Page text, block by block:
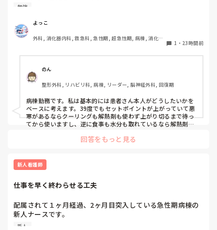
ばかりの患者さんがいるとします。当然、原因がすぐに改善
するわけではないため、解熱剤を使用して一時的に解熱して
も、効果が切れれば再度発熱する可能性があります。
特に高齢者の場合、
・高熱が持続することで代謝・酸素消費量が増え、循環・呼
吸への負担や体力消耗につながる
・一方で、解熱剤で一度下がったあと再び発熱すると、悪寒
やシバリングを伴うこともあり、体温が上下する過程自体も
負担になる
という両面があると思っています。
ング」と体温だけで判断するより、苦痛の程度、HR・RR、
見て、発熱による負荷が大きい場合に解熱する方が良いので
はないかと考えています。
また、感染性発熱でセットポイントが上昇している段階、特
んが希望する場合を除いて積極的に行うメリットがあまりな
いのでは？とも感じています。
勉強
よっこ
外科, 消化器内科, 救急科, 急性期, 超急性期, 病棟, 消化器
1 ・ 23時間前
のん
整形外科, リハビリ科, 病棟, リーダー, 脳神経外科, 回復期
病棟勤務です。私は基本的には患者さん本人がどうしたいかを
ベースに考えます。39度でもセットポイントが上がっていて悪
寒があるならクーリングも解熱剤も使わず上がり切るまで待っ
てから使いますし、逆に食事も水分も取れているなら解熱剤は
担になっているようなら速やかに解熱を行います。高齢者の場
その患者さんがどうかとかその時の状況によって対応は様々あ
ると思うので、この場合はこうするみたいなパターン的なもの
回答をもっと見る
新人看護師
仕事を早く終わらせる工夫
配属されて１ヶ月経過、2ヶ月目突入している急性期病棟の
新人ナースです。
他の病棟の同期は4、5人受け持っている中まだ2人しか受け
新人